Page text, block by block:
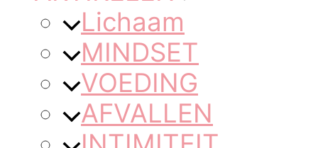
Lichaam
MINDSET
VOEDING
AFVALLEN